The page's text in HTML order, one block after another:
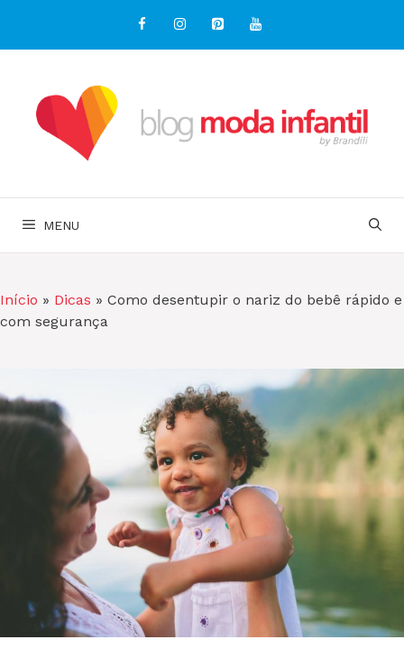
o
MENU
Início » Dicas » Como desentupir o nariz do bebê rápido e
com segurança